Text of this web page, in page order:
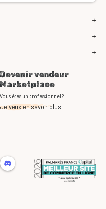
Devenir vendeur
Marketplace
Vous êtes un professionnel ?
Je veux en savoir plus
Discord